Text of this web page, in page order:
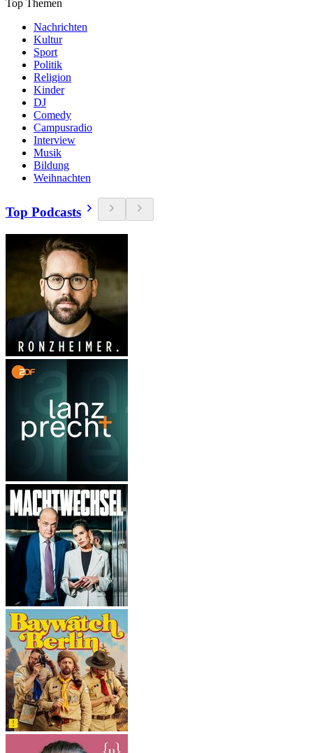
Top Themen
Nachrichten
Kultur
Sport
Politik
Religion
Kinder
DJ
Comedy
Campusradio
Interview
Musik
Bildung
Weihnachten
Top Podcasts